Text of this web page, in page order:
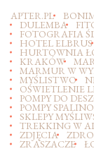
APTER.PL
DULEMBA
FOTOGRAFIA
HOTEL ELBRUS
HURTOWNIA
KRAKÓW
MARMUR W
MYŚLISTWO
OŚWIETLENIE
POMPY DO
POMPY
SKLEPY
TREKKING W
ZDJĘCIA
ZRASZACZE